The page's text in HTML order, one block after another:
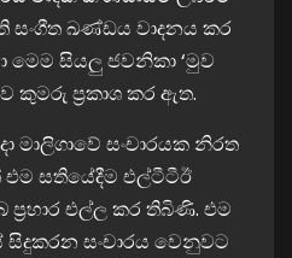
සංගීත ඛණ්ඩය වාදනය කර
මෙම සියලු ජවනිකා ‘මුව
කුමරු ප්‍රකාශ කර ඇත.
මාලිගාවේ සංචාරයක නිරත
සතියේදීම එල්ටීටීඊ
එල්ල කර තිබිණි. එම
සංචාරය වෙනුවට